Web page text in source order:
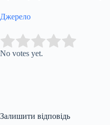
Джерело
Rate this item:
No votes yet.
Залишити відповідь